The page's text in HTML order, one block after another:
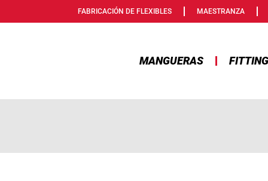
FABRICACIÓN DE FLEXIBLES MAESTRANZA
MANGUERAS